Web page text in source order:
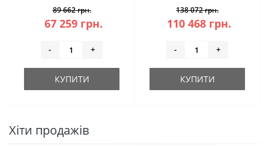
89 662 грн.
67 259 грн.
- +
КУПИТИ
138 072 грн.
110 468 грн.
- +
КУПИТИ
Хіти продажів